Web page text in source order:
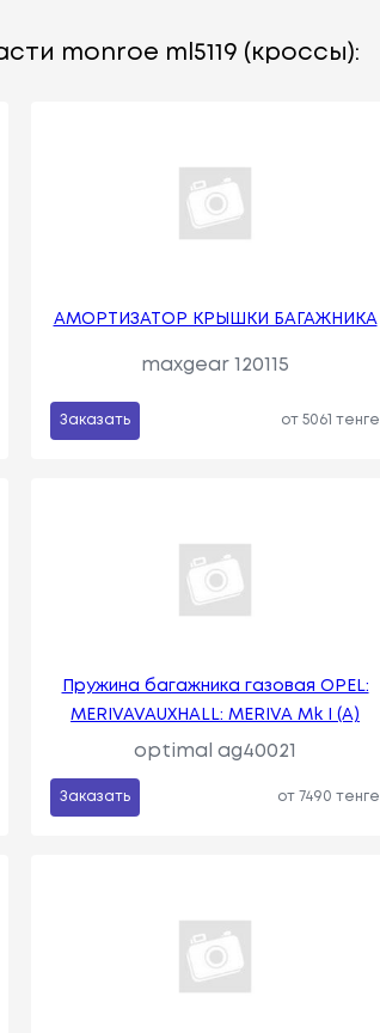
monroe ml5119 (кроссы):
АМОРТИЗАТОР КРЫШКИ БАГАЖНИКА
maxgear 120115
Заказать от 5061 тенге
Пружина багажника газовая OPEL:
MERIVAVAUXHALL: MERIVA Mk I (A)
optimal ag40021
Заказать от 7490 тенге